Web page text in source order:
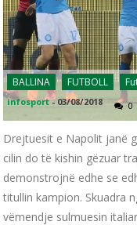
BALLINA FUTBOLL
infosport -03/08/2018 0
Drejtuesit e Napolit janë
cilin do të kishin gëzuar
demonstrojnë edhe se
titullin kampion. Skuadra
vëmendje sulmuesin